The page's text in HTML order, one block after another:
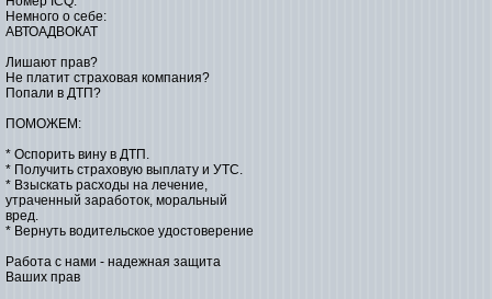
Немного о себе:
АВТОАДВОКАТ
Лишают прав?
Не платит страховая компания?
Попали в ДТП?
ПОМОЖЕМ:
* Оспорить вину в ДТП.
* Получить страховую выплату и УТС.
* Взыскать расходы на лечение,
утраченный заработок, моральный
вред.
* Вернуть водительское удостоверение
Работа с нами - надежная защита
Ваших прав